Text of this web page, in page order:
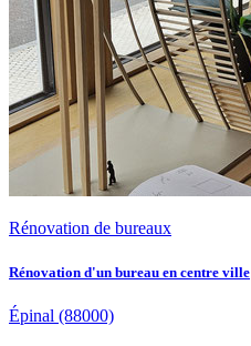
Rénovation de bureaux
Rénovation d'un bureau en centre ville
Épinal (88000)